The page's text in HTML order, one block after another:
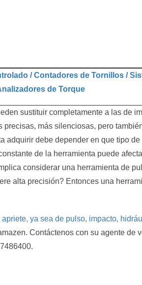
/ Contadores de Tornillos /
de Torque
sustituir completamente a las de
más silenciosas, pero
adquirir debe depender en que tipo de
de la herramienta puede
considerar una herramienta de
alta precisión? Entonces una
ya sea de pulso, impacto,
Contáctenos con su agente de